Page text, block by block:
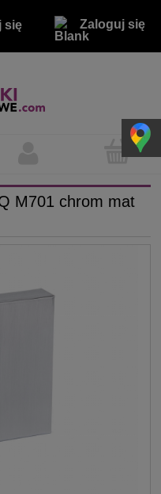
się Zaloguj się
M701 chrom mat